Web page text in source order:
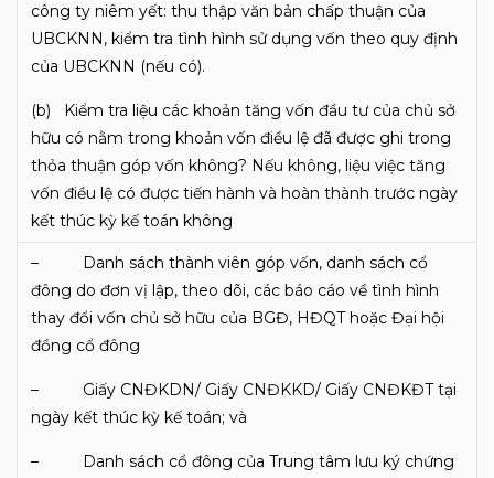
công ty niêm yết: thu thập văn bản chấp thuận của
UBCKNN, kiểm tra tình hình sử dụng vốn theo quy định
của UBCKNN (nếu có).
(b) Kiểm tra liệu các khoản tăng vốn đầu tư của chủ sở
hữu có nằm trong khoản vốn điều lệ đã được ghi trong
thỏa thuận góp vốn không? Nếu không, liệu việc tăng
vốn điều lệ có được tiến hành và hoàn thành trước ngày
kết thúc kỳ kế toán không
– Danh sách thành viên góp vốn, danh sách cổ
đông do đơn vị lập, theo dõi, các báo cáo về tình hình
thay đổi vốn chủ sở hữu của BGĐ, HĐQT hoặc Đại hội
đồng cổ đông
– Giấy CNĐKDN/ Giấy CNĐKKD/ Giấy CNĐKĐT tại
ngày kết thúc kỳ kế toán; và
– Danh sách cổ đông của Trung tâm lưu ký chứng